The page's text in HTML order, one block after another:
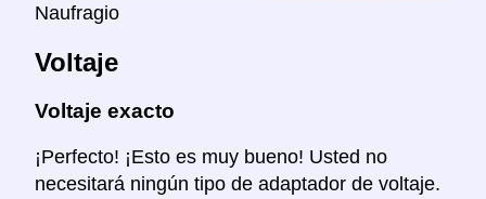
Naufragio
Voltaje
Voltaje exacto
¡Perfecto! ¡Esto es muy bueno! Usted no
necesitará ningún tipo de adaptador de voltaje.